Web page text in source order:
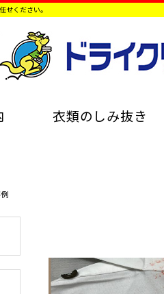
せください。
衣類のしみ抜き